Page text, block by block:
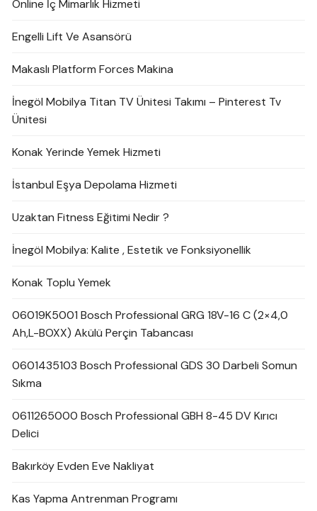
Online İç Mimarlık Hizmeti
Engelli Lift Ve Asansörü
Makaslı Platform Forces Makina
İnegöl Mobilya Titan TV Ünitesi Takımı – Pinterest Tv
Ünitesi
Konak Yerinde Yemek Hizmeti
İstanbul Eşya Depolama Hizmeti
Uzaktan Fitness Eğitimi Nedir ?
İnegöl Mobilya: Kalite , Estetik ve Fonksiyonellik
Konak Toplu Yemek
06019K5001 Bosch Professional GRG 18V-16 C (2×4,0
Ah,L-BOXX) Akülü Perçin Tabancası
0601435103 Bosch Professional GDS 30 Darbeli Somun
Sıkma
0611265000 Bosch Professional GBH 8-45 DV Kırıcı
Delici
Bakırköy Evden Eve Nakliyat
Kas Yapma Antrenman Programı